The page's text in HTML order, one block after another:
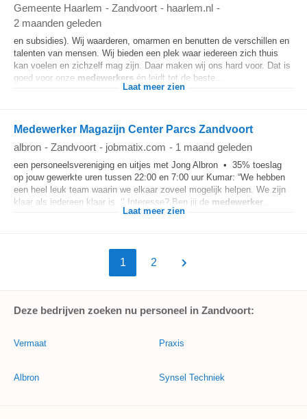
Gemeente Haarlem - Zandvoort - haarlem.nl -
2 maanden geleden
en subsidies). Wij waarderen, omarmen en benutten de verschillen en
talenten van mensen. Wij bieden een plek waar iedereen zich thuis
kan voelen en zichzelf mag zijn. Daar maken wij ons hard voor. Dat is
goed voor onze medewerkers én leidt tot de beste...
Laat meer zien
Medewerker Magazijn Center Parcs Zandvoort
albron - Zandvoort - jobmatix.com - 1 maand geleden
een personeelsvereniging en uitjes met Jong Albron • 35% toeslag
op jouw gewerkte uren tussen 22:00 en 7:00 uur Kumar: “We hebben
een heel leuk team waarin we elkaar zoveel mogelijk helpen. We zijn
klaar als iedereen klaar is. ‘’ Interesse? Ben jij de medewerker
Laat meer zien
1 2
Deze bedrijven zoeken nu personeel in Zandvoort:
Vermaat
Albron
Praxis
Synsel Techniek